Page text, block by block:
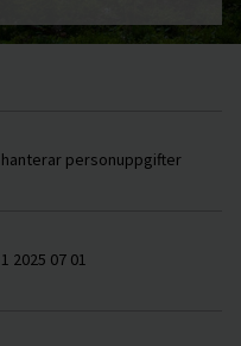
personuppgifter
2025 07 01